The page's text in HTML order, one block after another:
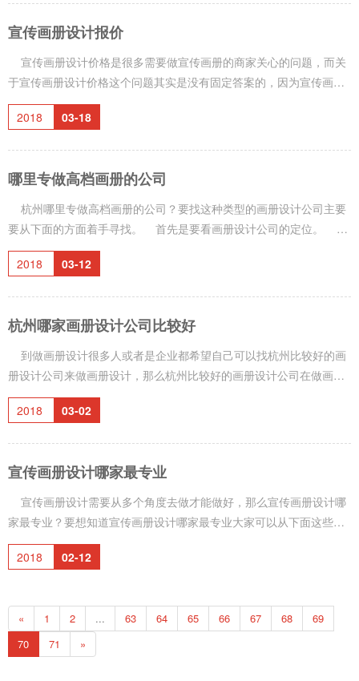
计相对来说要求比较少，设计起来花费的时间和精力也是比较少的，
因此价格也会比较低。 其次就是要根据你选择的设计公司的定位。 有
宣传画册设计报价
于宣传画册设计价格这个问题其实是没有固定答案的，因为宣传画册
设计价格是要受很多因素的影响的。下面我们就来分析一下宣传画册
设计价格都要受到什么因素的影响。 影响宣传画册设计价格的因素之
的排版，有的公司的宣传画册的设计的要求比较高，既要有创意又要
讲究美感等等。 排版要求设计要求比较低的宣传画册设计价格
2018 03-18
哪里专做高档画册的公司
要从下面的方面着手寻找。 首先是要看画册设计公司的定位。 不
同的画册设计公司做的定位会直接决定他们是做什么档次的画册设
计。有的公司做的定位就是针对一些低端的画册设计，这类画册设计
中高端的。比如铭阳广告就是定位成中高端的。 &nb
2018 03-12
杭州哪家画册设计公司比较好
册设计公司来做画册设计，那么杭州比较好的画册设计公司在做画册
设计的时候都会注意到画册设计的哪些方面的内容呢？ 杭州比较好
的画册设计公司做画册设计的时候会充分的体现到画册设计需要表现
个层次的信息。而企业产品画册设计则是重点的体现产品的一些信息
2018 03-02
宣传画册设计哪家最专业
家最专业？要想知道宣传画册设计哪家最专业大家可以从下面这些条
件去判断。 首先是看这家宣传画册设计公司是不是有比较丰富的画
册设计经验。 一般来说经验较为丰富的画册设计公司做的画册设计
也是适用的。因为经验丰富，所以在设计的时候能够更熟悉的处理好
画册设计的一些细节上的事情。并且在技巧上也是驾轻就熟的。&n
2018 02-12
« 1 2 ... 63 64 65 66 67 68
69
70
71 »